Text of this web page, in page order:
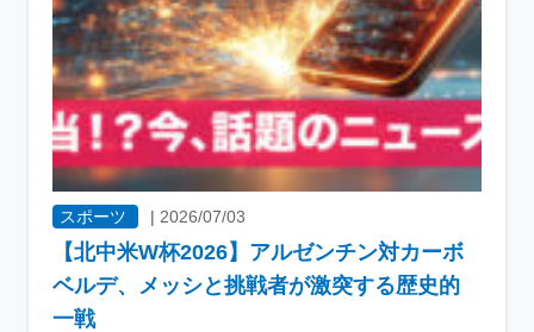
スポーツ | 2026/07/03
【北中米W杯2026】アルゼンチン対カーボ
ベルデ、メッシと挑戦者が激突する歴史的
一戦